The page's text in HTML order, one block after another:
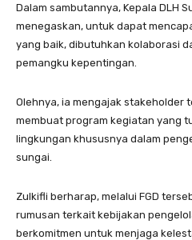
Dalam sambutannya, Kepala DLH
menegaskan, untuk dapat
yang baik, dibutuhkan kolaborasi
pemangku kepentingan.
Olehnya, ia mengajak stakeholder
membuat program kegiatan yang
lingkungan khususnya dalam
sungai.
Zulkifli berharap, melalui FGD
rumusan terkait kebijakan
berkomitmen untuk menjaga